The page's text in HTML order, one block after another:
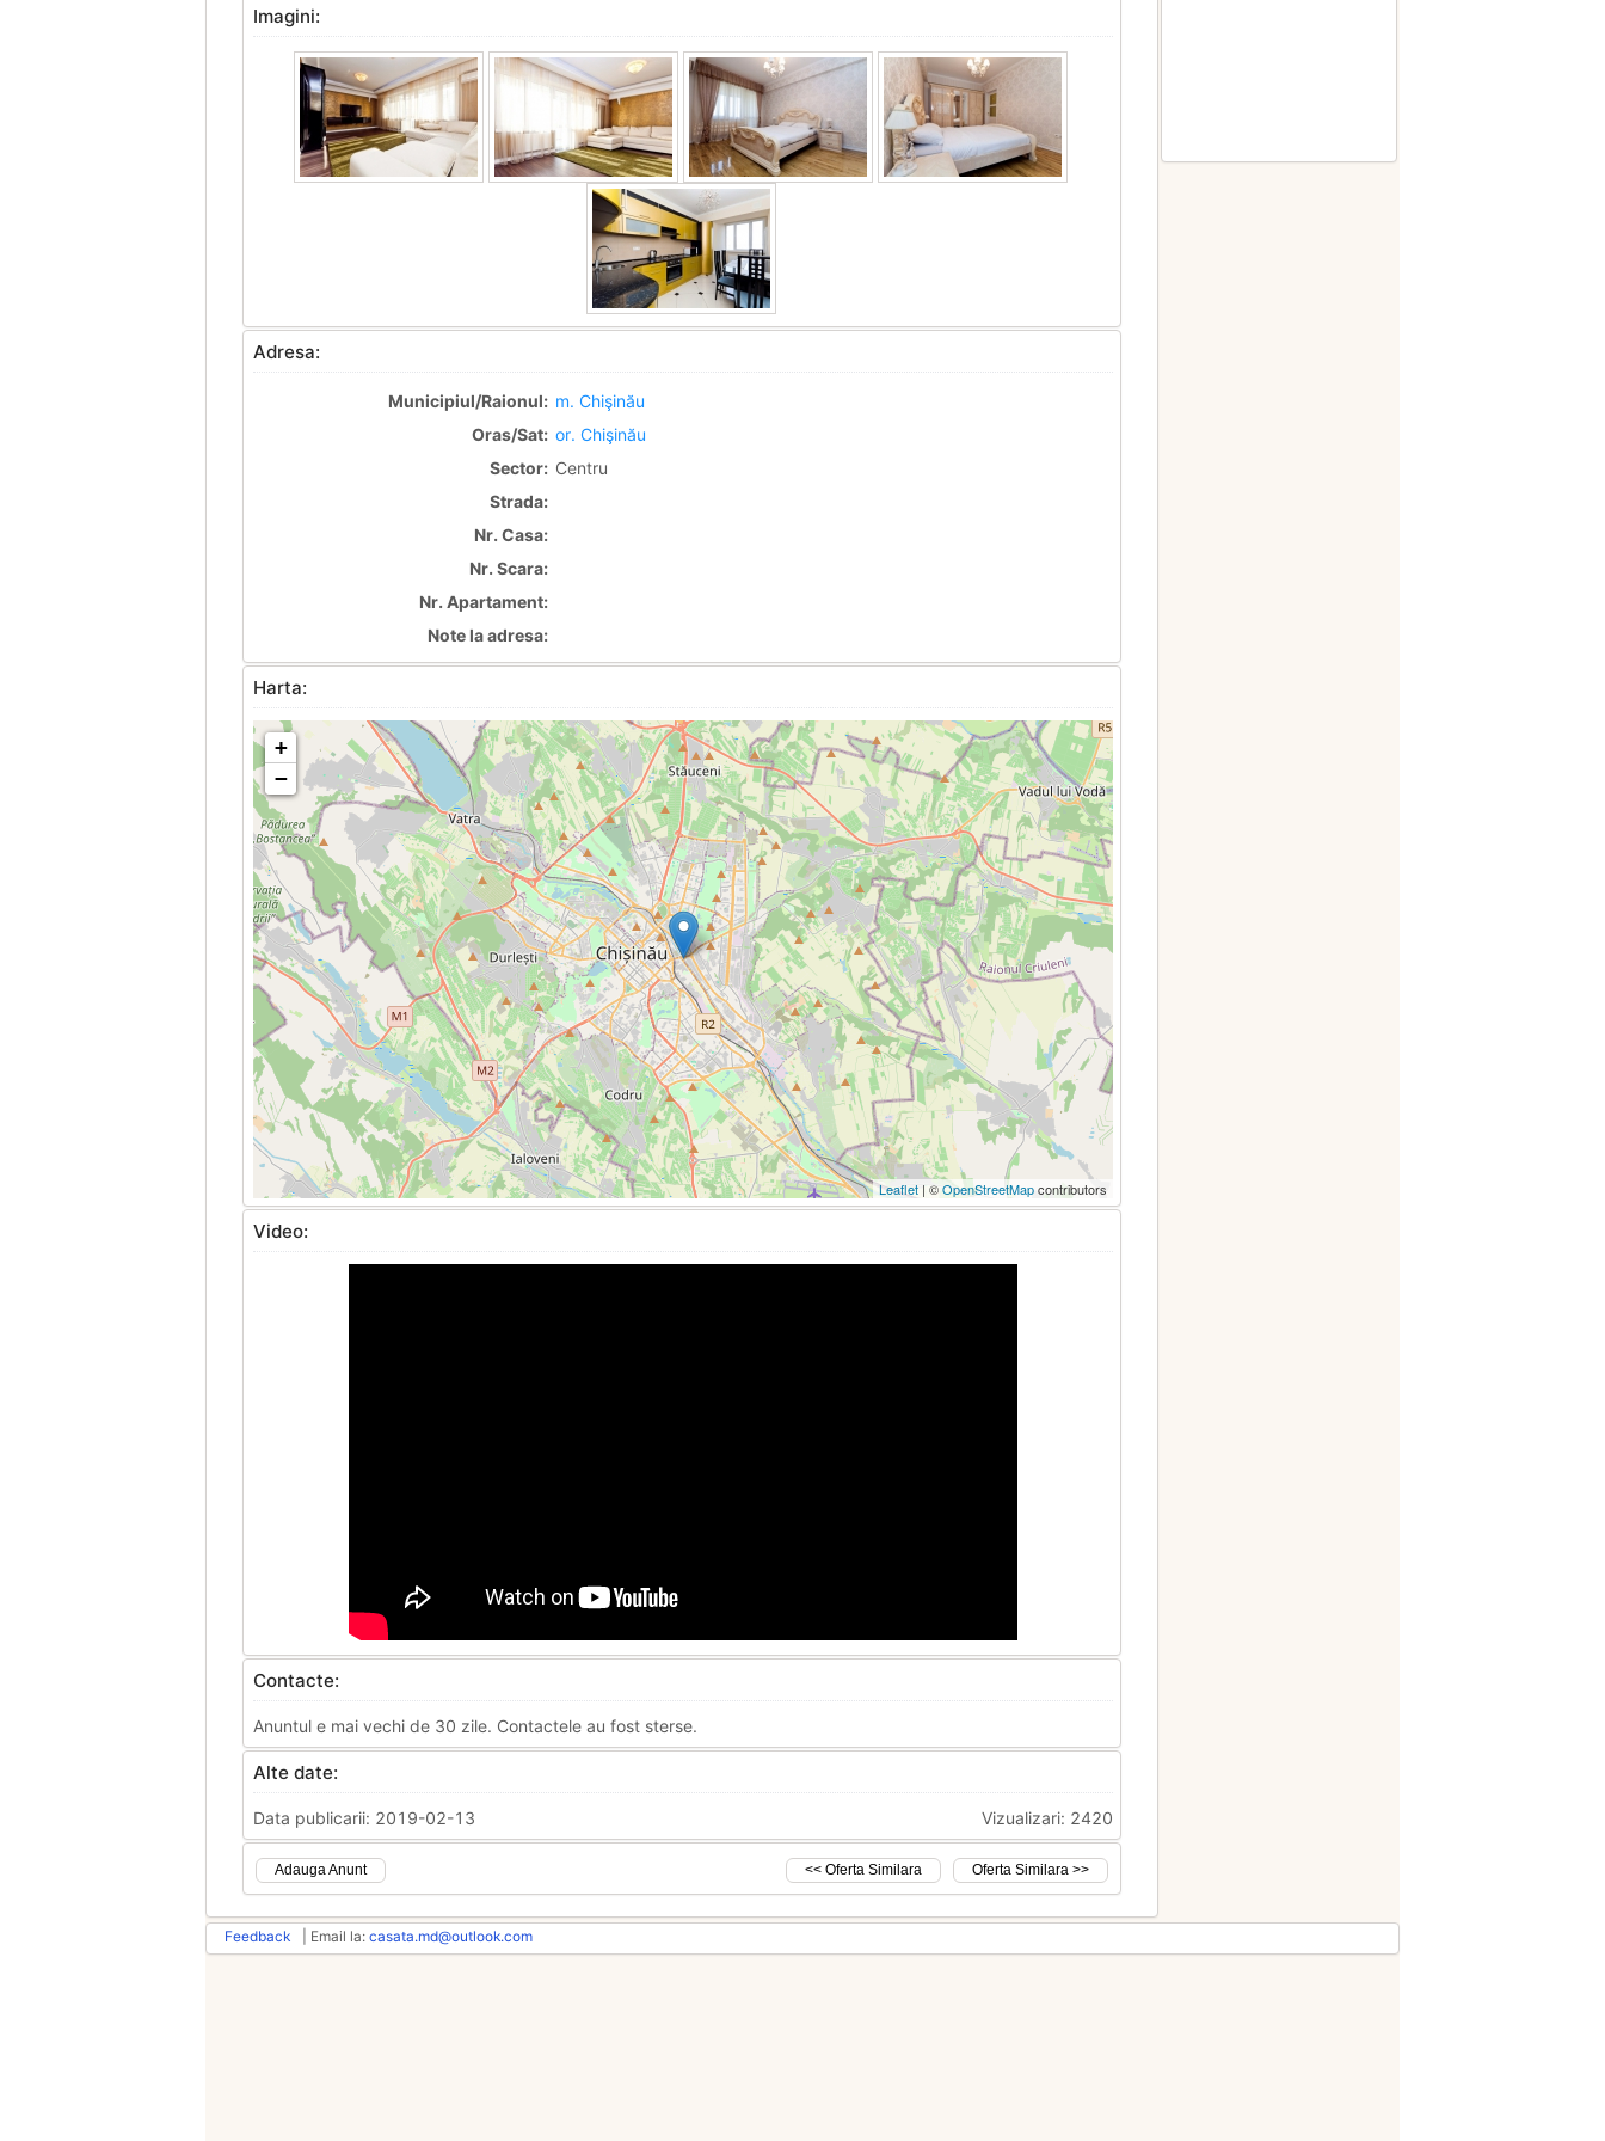
Imagini:
Adresa:
Municipiul/Raionul: m. Chişinău
Oras/Sat: or. Chişinău
Sector: Centru
Strada:
Nr. Casa:
Nr. Scara:
Nr. Apartament:
Note la adresa:
Harta:
+
−
Leaflet | ©OpenStreetMapcontributors
Video:
Contacte:
Anuntul e mai vechi de 30 zile. Contactele au fost sterse.
Alte date:
Data publicarii: 2019-02-13 Vizualizari: 2420
Adauga Anunt << Oferta Similara Oferta Similara >>
Feedback | Email la: casata.md@outlook.com